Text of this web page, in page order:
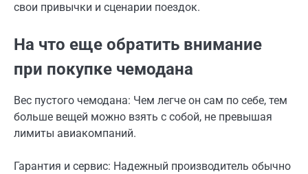
свои привычки и сценарии поездок.
На что еще обратить внимание
при покупке чемодана
Вес пустого чемодана: Чем легче он сам по себе, тем
больше вещей можно взять с собой, не превышая
лимиты авиакомпаний.
Гарантия и сервис: Надежный производитель обычно